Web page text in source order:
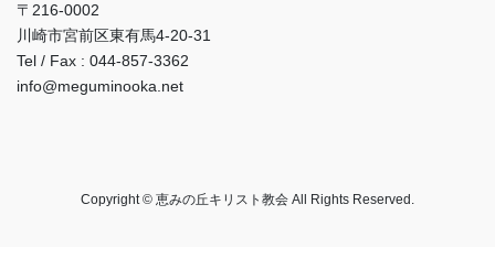
〒216-0002
川崎市宮前区東有馬4-20-31
Tel / Fax : 044‐857-3362
info@meguminooka.net
Copyright © 恵みの丘キリスト教会 All Rights Reserved.